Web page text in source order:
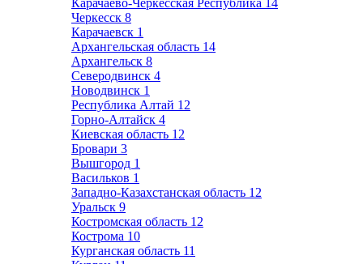
Карачаево-Черкесская Республика 14
Черкесск 8
Карачаевск 1
Архангельская область 14
Архангельск 8
Северодвинск 4
Новодвинск 1
Республика Алтай 12
Горно-Алтайск 4
Киевская область 12
Бровари 3
Вышгород 1
Васильков 1
Западно-Казахстанская область 12
Уральск 9
Костромская область 12
Кострома 10
Курганская область 11